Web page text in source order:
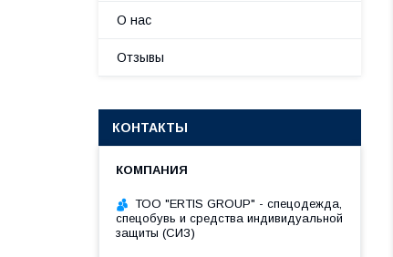
О нас
Отзывы
КОНТАКТЫ
ТОО "ERTIS GROUP" - спецодежда,
спецобувь и средства индивидуальной
защиты (СИЗ)